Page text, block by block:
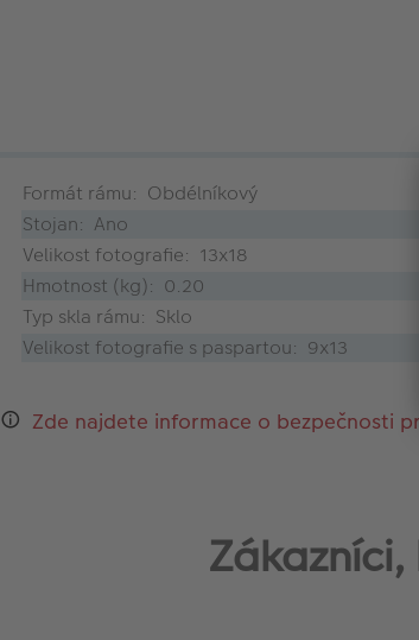
Formát rámu: Obdélníkový
Stojan: Ano
Velikost fotografie: 13x18
Hmotnost (kg): 0.20
Typ skla rámu: Sklo
Velikost fotografie s paspartou: 9x13
Zde najdete informace o bezpečnosti
Zákazníci,